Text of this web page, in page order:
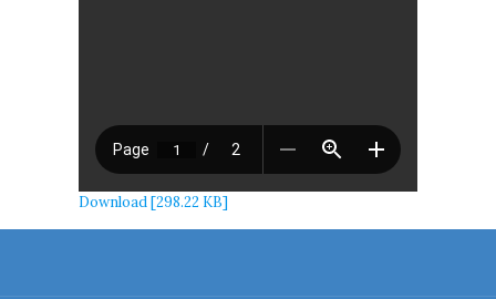
Download [298.22 KB]